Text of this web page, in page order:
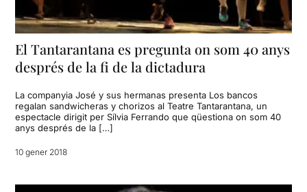
El Tantarantana es pregunta on som 40 anys
després de la fi de la dictadura
La companyia José y sus hermanas presenta Los bancos
regalan sandwicheras y chorizos al Teatre Tantarantana, un
espectacle dirigit per Sílvia Ferrando que qüestiona on som 40
anys després de la […]
10 gener 2018